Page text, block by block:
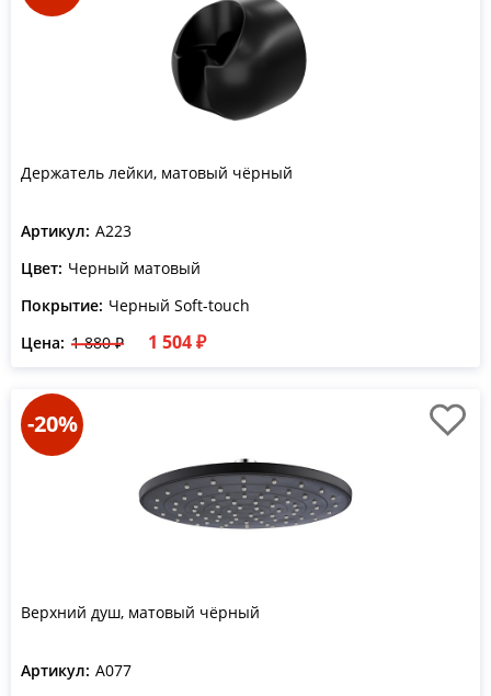
Держатель лейки, матовый чёрный
Артикул: A223
Цвет: Черный матовый
Покрытие: Черный Soft-touch
Цена: 1 880 ₽ 1 504 ₽
-20%
Верхний душ, матовый чёрный
Артикул: A077